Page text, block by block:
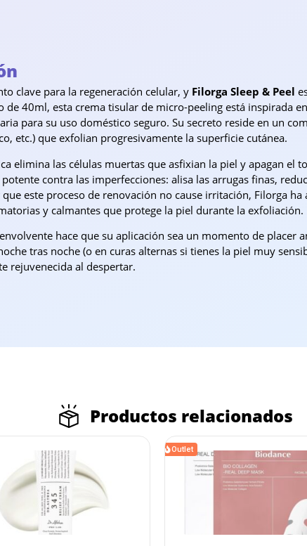
clave para la regeneración celular, y Filorga Sleep & Peel
de 40ml, esta crema tisular de micro-peeling está inspirada
para su uso doméstico seguro. Su secreto reside en un
etc.) que exfolian progresivamente la superficie cutánea.
elimina las células muertas que asfixian la piel y apagan el
contra las imperfecciones: alisa las arrugas finas,
que este proceso de renovación no cause irritación, Filorga
y calmantes que protege la piel durante la exfoliación.
hace que su aplicación sea un momento de placer
tras noche (o en curas alternas si tienes la piel muy
rejuvenecida al despertar.
Productos relacionados
Outlet Outlet